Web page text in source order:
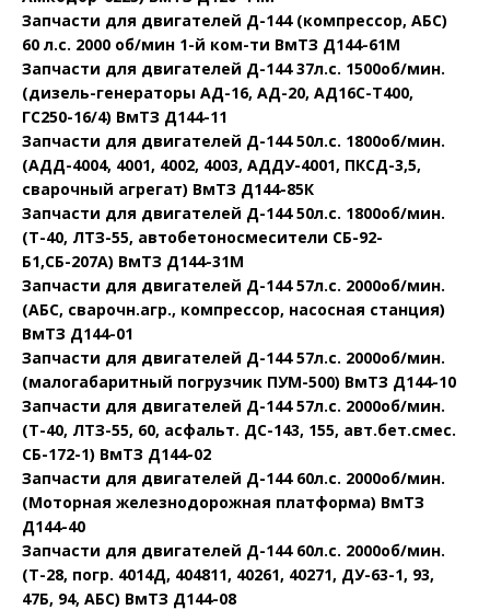
Запчасти для двигателей Д-144 (компрессор, АБС)
60 л.с. 2000 об/мин 1-й ком-ти ВмТЗ Д144-61М
Запчасти для двигателей Д-144 37л.с. 1500об/мин.
(дизель-генераторы АД-16, АД-20, АД16С-Т400,
ГС250-16/4) ВмТЗ Д144-11
Запчасти для двигателей Д-144 50л.с. 1800об/мин.
(АДД-4004, 4001, 4002, 4003, АДДУ-4001, ПКСД-3,5,
сварочный агрегат) ВмТЗ Д144-85К
Запчасти для двигателей Д-144 50л.с. 1800об/мин.
(Т-40, ЛТЗ-55, автобетоносмесители СБ-92-
Б1,СБ-207А) ВмТЗ Д144-31М
Запчасти для двигателей Д-144 57л.с. 2000об/мин.
(АБС, сварочн.агр., компрессор, насосная станция)
ВмТЗ Д144-01
Запчасти для двигателей Д-144 57л.с. 2000об/мин.
(малогабаритный погрузчик ПУМ-500) ВмТЗ Д144-10
Запчасти для двигателей Д-144 57л.с. 2000об/мин.
(Т-40, ЛТЗ-55, 60, асфальт. ДС-143, 155, авт.бет.смес.
СБ-172-1) ВмТЗ Д144-02
Запчасти для двигателей Д-144 60л.с. 2000об/мин.
(Моторная железнодорожная платформа) ВмТЗ
Д144-40
Запчасти для двигателей Д-144 60л.с. 2000об/мин.
(Т-28, погр. 4014Д, 404811, 40261, 40271, ДУ-63-1, 93,
47Б, 94, АБС) ВмТЗ Д144-08